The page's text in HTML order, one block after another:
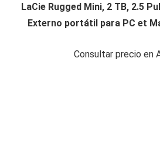
LaCie Rugged Mini, 2 TB, 2.5
Externo portátil para PC et
Consultar precio en